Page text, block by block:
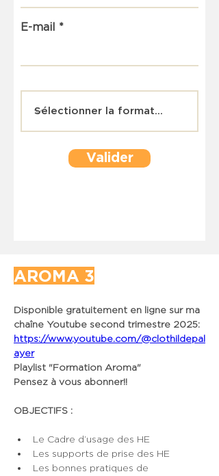
AROMA 3
Disponible gratuitement en ligne sur ma
chaîne Youtube second trimestre 2025:
https://www.youtube.com/@clothildepal
ayer
Playlist "Formation Aroma"
Pensez à vous abonner!!
OBJECTIFS :
Le Cadre d’usage des HE
Les supports de prise des HE
Les bonnes pratiques de
E-mail
Valider